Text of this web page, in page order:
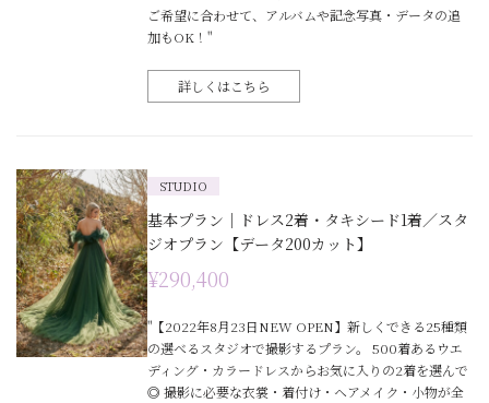
ご希望に合わせて、アルバムや記念写真・データの追
加もOK！"
詳しくはこちら
STUDIO
基本プラン｜ドレス2着・タキシード1着／スタ
ジオプラン【データ200カット】
¥290,400
"【2022年8月23日NEW OPEN】新しくできる25種類
の選べるスタジオで撮影するプラン。 500着あるウエ
ディング・カラードレスからお気に入りの2着を選んで
◎ 撮影に必要な衣裳・着付け・ヘアメイク・小物が全